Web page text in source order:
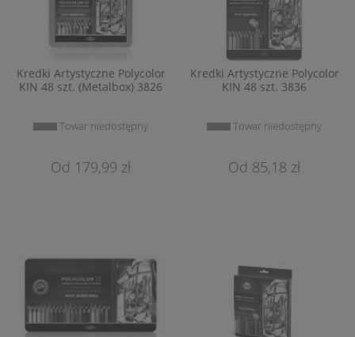
Kredki Artystyczne Polycolor
KIN 48 szt. (Metalbox) 3826
Towar niedostępny
179,99 zł
Kredki Artystyczne Polycolor
KIN 48 szt. 3836
Towar niedostępny
85,18 zł